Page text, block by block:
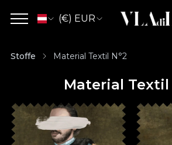
(€) EUR
Stoffe Material Textil N°2
Material Textil